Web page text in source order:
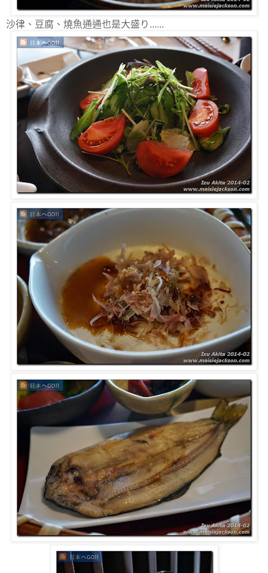
沙律、豆腐、燒魚通通也是大盛り......